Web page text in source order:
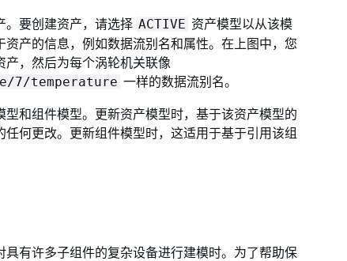
。要创建资产，请选择 ACTIVE 资产模型以从该模
产的信息，例如数据流别名和属性。在上图中，您
，然后为每个涡轮机关联像
7/temperature 一样的数据流别名。
和组件模型。更新资产模型时，基于该资产模型的
何更改。更新组件模型时，这适用于基于引用该组
有许多子组件的复杂设备进行建模时。为了帮助保